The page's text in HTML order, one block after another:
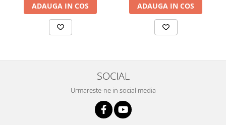
ADAUGA IN COS ADAUGA IN COS
SOCIAL
Urmareste-ne in social media